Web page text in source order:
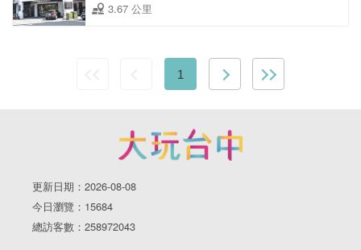
3.67 公里
1
更新日期：2026-08-08
今日瀏覽：15684
總訪客數：258972043